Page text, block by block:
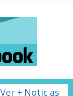
Ver + Noticias